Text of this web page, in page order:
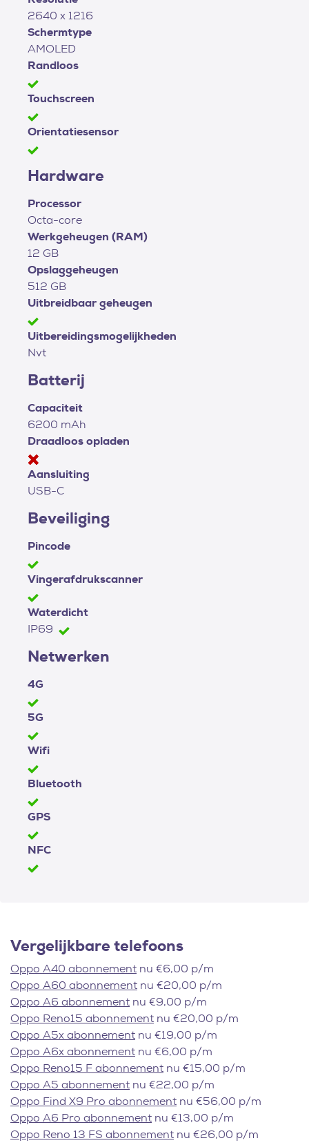
2640 x 1216
Schermtype
AMOLED
Randloos
Touchscreen
Orientatiesensor
Hardware
Processor
Octa-core
Werkgeheugen (RAM)
12 GB
Opslaggeheugen
512 GB
Uitbreidbaar geheugen
Uitbereidingsmogelijkheden
Nvt
Batterij
Capaciteit
6200 mAh
Draadloos opladen
Aansluiting
USB-C
Beveiliging
Pincode
Vingerafdrukscanner
Waterdicht
IP69
Netwerken
4G
5G
Wifi
Bluetooth
GPS
NFC
Vergelijkbare telefoons
Oppo A40 abonnement nu €6,00 p/m
Oppo A60 abonnement nu €20,00 p/m
Oppo A6 abonnement nu €9,00 p/m
Oppo Reno15 abonnement nu €20,00 p/m
Oppo A5x abonnement nu €19,00 p/m
Oppo A6x abonnement nu €6,00 p/m
Oppo Reno15 F abonnement nu €15,00 p/m
Oppo A5 abonnement nu €22,00 p/m
Oppo Find X9 Pro abonnement nu €56,00 p/m
Oppo A6 Pro abonnement nu €13,00 p/m
Oppo Reno 13 FS abonnement nu €26,00 p/m